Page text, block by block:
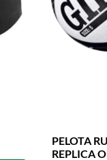
PELOTA
REPLICA